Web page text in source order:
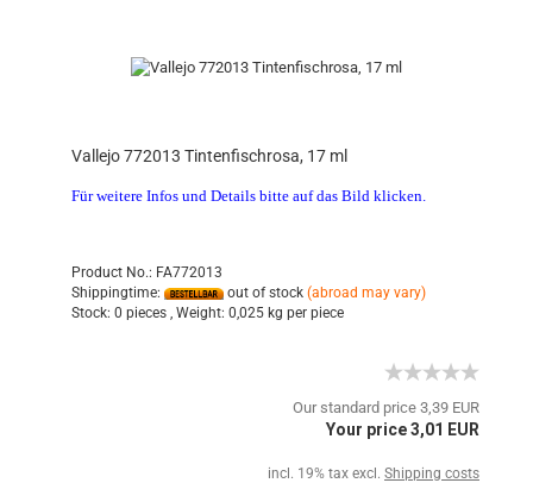
Vallejo 772013 Tintenfischrosa, 17 ml
Für weitere Infos und Details bitte auf das Bild klicken.
Product No.: FA772013
Shippingtime:
out of stock (abroad may vary)
Stock: 0 pieces , Weight: 0,025 kg per piece
Our standard price 3,39 EUR
Your price 3,01 EUR
incl. 19% tax excl. Shipping costs